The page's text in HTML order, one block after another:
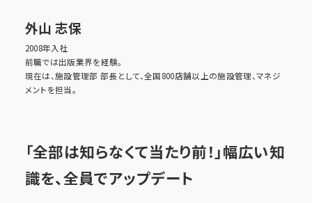
外山 志保
2008年入社
前職では出版業界を経験。
現在は、施設管理部 部長として、全国800店舗以上の施設管理、マネジ
メントを担当。
「全部は知らなくて当たり前！」幅広い知
識を、全員でアップデート